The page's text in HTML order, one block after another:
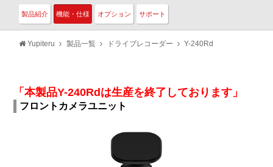
製品紹介 機能・仕様 オプション サポート
Yupiteru 製品一覧 ドライブレコーダー Y-240Rd
「本製品Y-240Rdは生産を終了しております」
フロントカメラユニット